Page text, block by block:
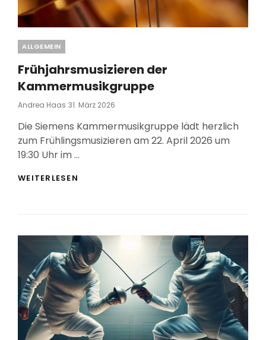
Categories
ALLGEMEIN
Frühjahrsmusizieren der
Kammermusikgruppe
Andrea Haas Posted
31. März 2026
Die Siemens Kammermusikgruppe lädt herzlich
zum Frühlingsmusizieren am 22. April 2026 um
19:30 Uhr im …
WEITERLESEN